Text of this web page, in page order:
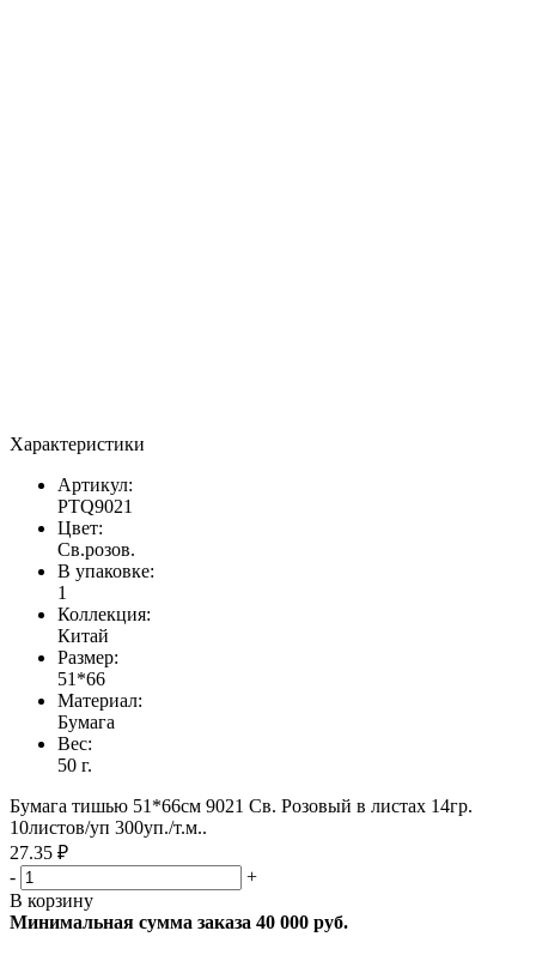
Характеристики
Артикул:
PTQ9021
Цвет:
Св.розов.
В упаковке:
1
Коллекция:
Китай
Размер:
51*66
Материал:
Бумага
Вес:
50 г.
Бумага тишью 51*66см 9021 Св. Розовый в листах 14гр.
10листов/уп 300уп./т.м..
27.35 ₽
-
+
В корзину
Минимальная сумма заказа 40 000 руб.